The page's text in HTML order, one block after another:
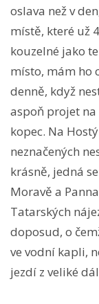
oslava než v
místě, které už
kouzelné jako
místo, mám ho
denně, když
aspoň projet
kopec. Na
neznačených
krásně, jedná
Moravě a
Tatarských
doposud, o
ve vodní kapli,
jezdí z veliké